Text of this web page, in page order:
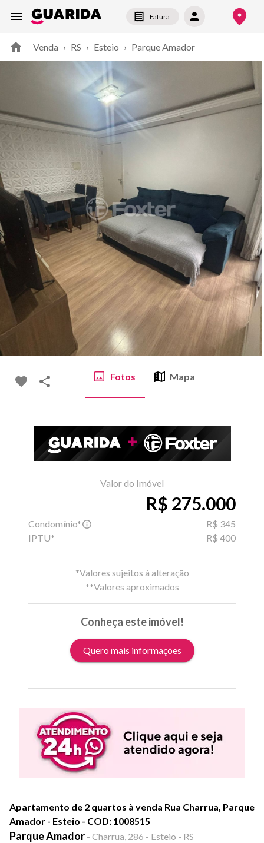
Fatura
Venda › RS › Esteio › Parque Amador
Fotos Mapa
Valor do Imóvel
R$ 275.000
Condomínio*
R$ 345
IPTU*
R$ 400
*Valores sujeitos à alteração
**Valores aproximados
Conheça este imóvel!
Quero mais informações
Apartamento de 2 quartos à venda Rua Charrua, Parque
Amador - Esteio - COD: 1008515
Parque Amador - Charrua, 286 - Esteio - RS